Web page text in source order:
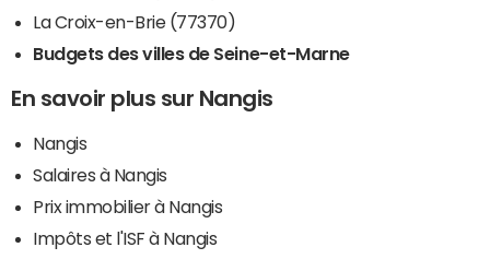
La Croix-en-Brie (77370)
Budgets des villes de Seine-et-Marne
En savoir plus sur Nangis
Nangis
Salaires à Nangis
Prix immobilier à Nangis
Impôts et l'ISF à Nangis